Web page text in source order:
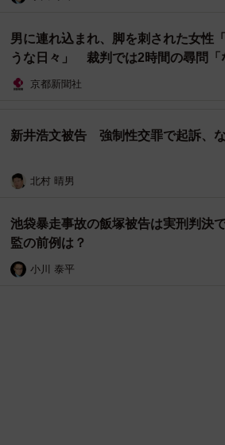
男に連れ込まれ、脚を刺された女性
うな日々」 裁判では2時間の尋問「
京都新聞社
新井浩文被告 強制性交罪で起訴、
北村 晴男
池袋暴走事故の飯塚被告は実刑判決
監の前例は？
小川 泰平